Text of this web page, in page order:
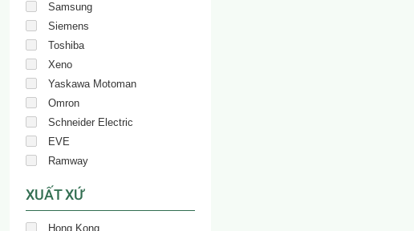
Samsung
Siemens
Toshiba
Xeno
Yaskawa Motoman
Omron
Schneider Electric
EVE
Ramway
XUẤT XỨ
Hong Kong